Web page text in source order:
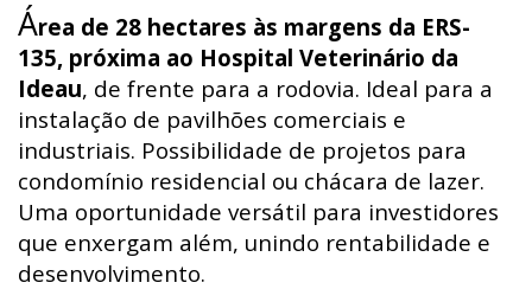
Área de 28 hectares às margens da ERS-
135, próxima ao Hospital Veterinário da
Ideau, de frente para a rodovia. Ideal para a
instalação de pavilhões comerciais e
industriais. Possibilidade de projetos para
condomínio residencial ou chácara de lazer.
Uma oportunidade versátil para investidores
que enxergam além, unindo rentabilidade e
desenvolvimento.